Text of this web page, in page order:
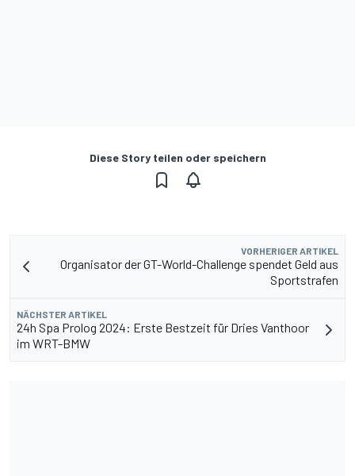
Diese Story teilen oder speichern
VORHERIGER ARTIKEL
Organisator der GT-World-Challenge spendet Geld aus
Sportstrafen
NÄCHSTER ARTIKEL
24h Spa Prolog 2024: Erste Bestzeit für Dries Vanthoor
im WRT-BMW